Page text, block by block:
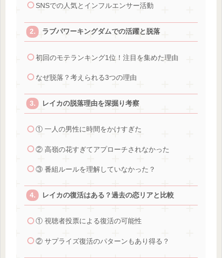
SNSでの人気とインフルエンサー活動
ラブパワーキングダムでの活躍と脱落
初回のモテランキング1位！注目を集めた理由
なぜ脱落？考えられる3つの理由
レイカの脱落理由を深掘り考察
① 一人の男性に時間をかけすぎた
② 高嶺の花すぎてアプローチされなかった
③ 番組ルールを理解していなかった？
レイカの復活はある？過去の恋リアと比較
① 視聴者投票による復活の可能性
② サプライズ復活のパターンもあり得る？